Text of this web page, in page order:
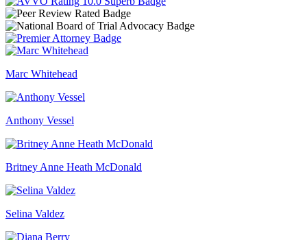
Marc Whitehead
Anthony Vessel
Britney Anne Heath McDonald
Selina Valdez